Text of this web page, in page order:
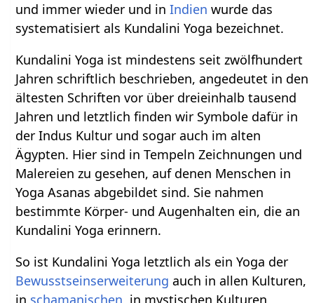
und immer wieder und inIndien wurde das
systematisiert als Kundalini Yoga bezeichnet.
Kundalini Yoga ist mindestens seit zwölfhundert
Jahren schriftlich beschrieben, angedeutet in den
ältesten Schriften vor über dreieinhalb tausend
Jahren und letztlich finden wir Symbole dafür in
der Indus Kultur und sogar auch im alten
Ägypten. Hier sind in Tempeln Zeichnungen und
Malereien zu gesehen, auf denen Menschen in
Yoga Asanas abgebildet sind. Sie nahmen
bestimmte Körper- und Augenhalten ein, die an
Kundalini Yoga erinnern.
So ist Kundalini Yoga letztlich als ein Yoga der
Bewusstseinserweiterung auch in allen Kulturen,